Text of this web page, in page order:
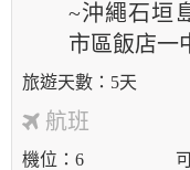
~沖繩石垣
市區飯店一
5天
航班
機位 6